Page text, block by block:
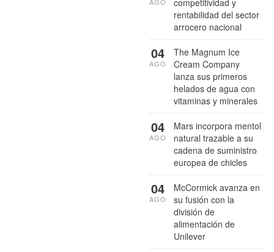
rentabilidad del sector
arrocero nacional
The Magnum Ice
Cream Company
lanza sus primeros
helados de agua con
vitaminas y minerales
04
AGO
Mars incorpora mentol
natural trazable a su
cadena de suministro
europea de chicles
04
AGO
McCormick avanza en
su fusión con la
división de
alimentación de
Unilever
04
AGO